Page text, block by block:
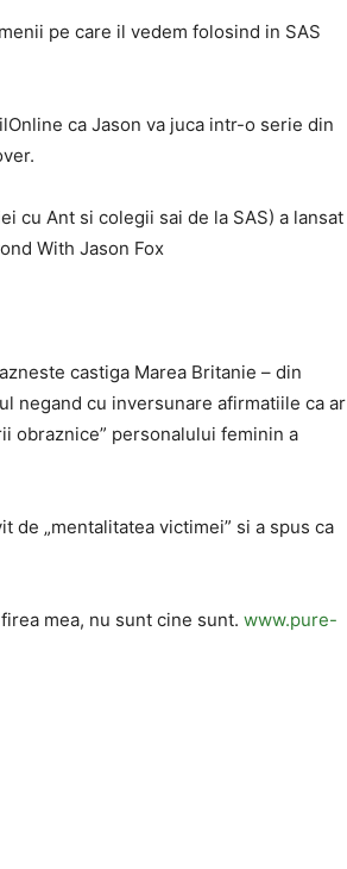
pe care il vedem folosind in SAS
ca Jason va juca intr-o serie din
cu Ant si colegii sai de la SAS) a lansat
With Jason Fox
castiga Marea Britanie – din
negand cu inversunare afirmatiile ca ar
obraznice” personalului feminin a
de „mentalitatea victimei” si a spus ca
mea, nu sunt cine sunt. www.pure-